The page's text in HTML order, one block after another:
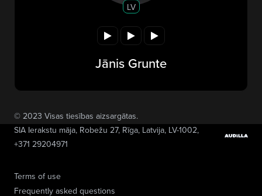
LV
Jānis Grunte
Terms of use
Frequently asked questions
© 2023 Visas tiesības aizsargātas.
SIA Ierakstu māja, Robežu 27, Rīga, Latvija, LV-1002,
+371 29204971